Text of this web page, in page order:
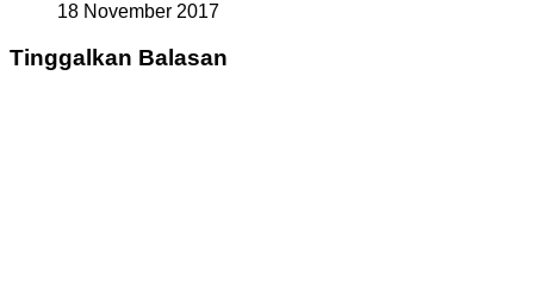
18 November 2017
Tinggalkan Balasan